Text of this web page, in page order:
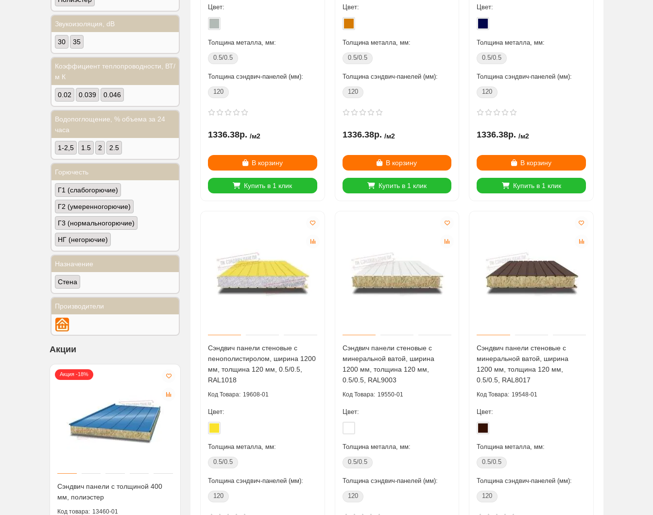
Звукоизоляция, dB
30 35
Коэффициент теплопроводности, ВТ/
м К
0.02 0.039 0.046
Водопоглощение, % объема за 24
часа
1-2,5 1.5 2 2.5
Горючесть
Г1 (слабогорючие)
Г2 (умеренногорючие)
Г3 (нормальногорючие)
НГ (негорючие)
Назначение
Стена
Производители
Акции
Акция -18%
Сэндвич панели с толщиной 400
мм, полиэстер
13460-01
Акция -18%
L-образный профиль
перфорированный К237
L-образный профиль
перфорированный К237
Акция -18%
L-образный профиль
перфорированный К237
Цвет:
Толщина металла, мм:
0.5/0.5
Толщина сэндвич-панелей (мм):
120
1336.38р. /м2
В корзину
Купить в 1 клик
Цвет:
Толщина металла, мм:
0.5/0.5
Толщина сэндвич-панелей (мм):
120
1336.38р. /м2
В корзину
Купить в 1 клик
Цвет:
Толщина металла, мм:
0.5/0.5
Толщина сэндвич-панелей (мм):
120
1336.38р. /м2
В корзину
Купить в 1 клик
Сэндвич панели стеновые с
пенополистиролом, ширина 1200
мм, толщина 120 мм, 0.5/0.5,
RAL1018
19608-01
Цвет:
Толщина металла, мм:
0.5/0.5
Толщина сэндвич-панелей (мм):
120
Сэндвич панели стеновые с
минеральной ватой, ширина
1200 мм, толщина 120 мм,
0.5/0.5, RAL9003
19550-01
Цвет:
Толщина металла, мм:
0.5/0.5
Толщина сэндвич-панелей (мм):
120
Сэндвич панели стеновые с
минеральной ватой, ширина
1200 мм, толщина 120 мм,
0.5/0.5, RAL8017
19548-01
Цвет:
Толщина металла, мм:
0.5/0.5
Толщина сэндвич-панелей (мм):
120